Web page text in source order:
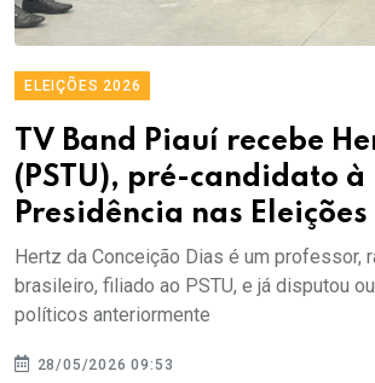
ELEIÇÕES 2026
TV Band Piauí recebe
(PSTU), pré-candidato à
Presidência nas
Hertz da Conceição Dias é um professor,
brasileiro, filiado ao PSTU, e já disputou
políticos anteriormente
28/05/2026 09:53